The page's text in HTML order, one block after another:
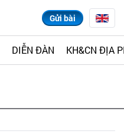
Gửi bài
DIỄN ĐÀN KH&CN ĐỊA